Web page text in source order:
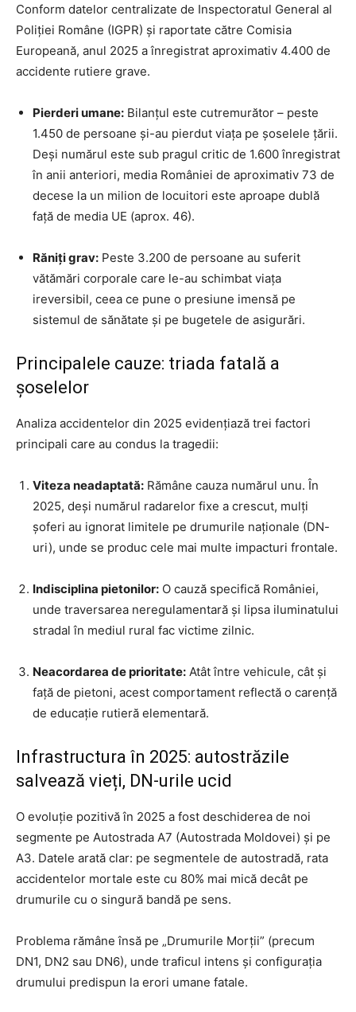
Conform datelor centralizate de Inspectoratul General al
Poliției Române (IGPR) și raportate către Comisia
Europeană, anul 2025 a înregistrat aproximativ 4.400 de
accidente rutiere grave.
Pierderi umane: Bilanțul este cutremurător – peste
1.450 de persoane și-au pierdut viața pe șoselele țării.
Deși numărul este sub pragul critic de 1.600 înregistrat
în anii anteriori, media României de aproximativ 73 de
decese la un milion de locuitori este aproape dublă
față de media UE (aprox. 46).
Răniți grav: Peste 3.200 de persoane au suferit
vătămări corporale care le-au schimbat viața
ireversibil, ceea ce pune o presiune imensă pe
sistemul de sănătate și pe bugetele de asigurări.
Principalele cauze: triada fatală a
șoselelor
Analiza accidentelor din 2025 evidențiază trei factori
principali care au condus la tragedii:
Viteza neadaptată: Rămâne cauza numărul unu. În
2025, deși numărul radarelor fixe a crescut, mulți
șoferi au ignorat limitele pe drumurile naționale (DN-
uri), unde se produc cele mai multe impacturi frontale.
Indisciplina pietonilor: O cauză specifică României,
unde traversarea neregulamentară și lipsa iluminatului
stradal în mediul rural fac victime zilnic.
Neacordarea de prioritate: Atât între vehicule, cât și
față de pietoni, acest comportament reflectă o carență
de educație rutieră elementară.
Infrastructura în 2025: autostrăzile
salvează vieți, DN-urile ucid
O evoluție pozitivă în 2025 a fost deschiderea de noi
segmente pe Autostrada A7 (Autostrada Moldovei) și pe
A3. Datele arată clar: pe segmentele de autostradă, rata
accidentelor mortale este cu 80% mai mică decât pe
drumurile cu o singură bandă pe sens.
Problema rămâne însă pe „Drumurile Morții” (precum
DN1, DN2 sau DN6), unde traficul intens și configurația
drumului predispun la erori umane fatale.